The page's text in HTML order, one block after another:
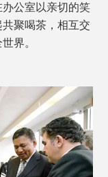
公室以亲切的笑
聚喝茶，相互交
界。